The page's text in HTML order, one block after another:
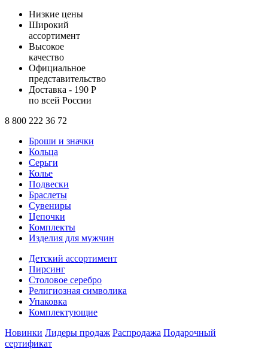
Низкие цены
Широкий
ассортимент
Высокое
качество
Официальное
представительство
Доставка - 190 Р
по всей России
8 800 222 36 72
Броши и значки
Кольца
Серьги
Колье
Подвески
Браслеты
Сувениры
Цепочки
Комплекты
Изделия для мужчин
Детский ассортимент
Пирсинг
Столовое серебро
Религиозная символика
Упаковка
Комплектующие
Новинки Лидеры продаж Распродажа Подарочный
сертификат